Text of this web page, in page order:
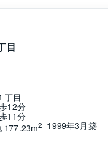
目
丁目
12分
11分
177.23m2 1999年3月築